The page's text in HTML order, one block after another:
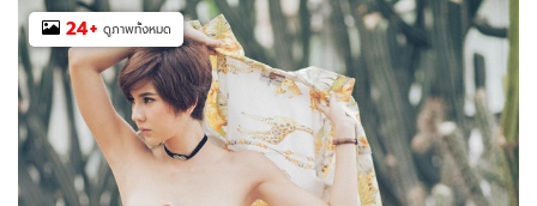
24+ ดูภาพทั้งหมด